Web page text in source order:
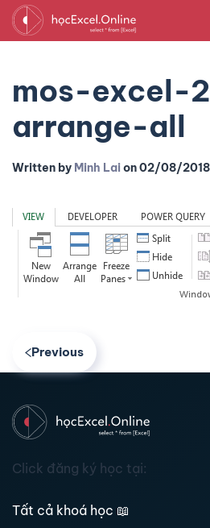
mos-excel-
arrange-all
Written by Minh Laion02/08/2018
Previous
Click đăng ký học tại:
Tất cả khoá học 📖